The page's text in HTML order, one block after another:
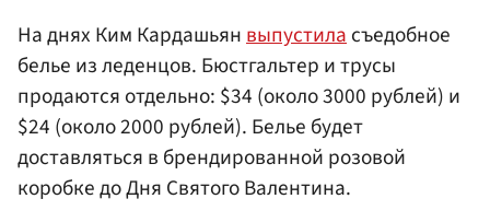
На днях Ким Кардашьян выпустила съедобное
белье из леденцов. Бюстгальтер и трусы
продаются отдельно: $34 (около 3000 рублей) и
$24 (около 2000 рублей). Белье будет
доставляться в брендированной розовой
коробке до Дня Святого Валентина.